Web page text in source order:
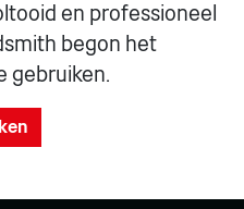
en professioneel
begon het
gebruiken.